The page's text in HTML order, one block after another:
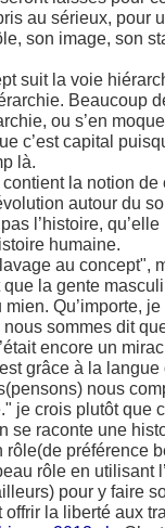
au sérieux, pour
son image, son
suit la voie
Beaucoup
ou s’en
c’est capital
là.
la notion
autour du
l’histoire, qu’elle
humaine.
au concept",
que la gente
Qu’importe,
sommes dit
encore un
grâce à la
nous
je crois plutôt que
se raconte une
rôle(de préférence
rôle en utilisant
pour y faire
la liberté aux